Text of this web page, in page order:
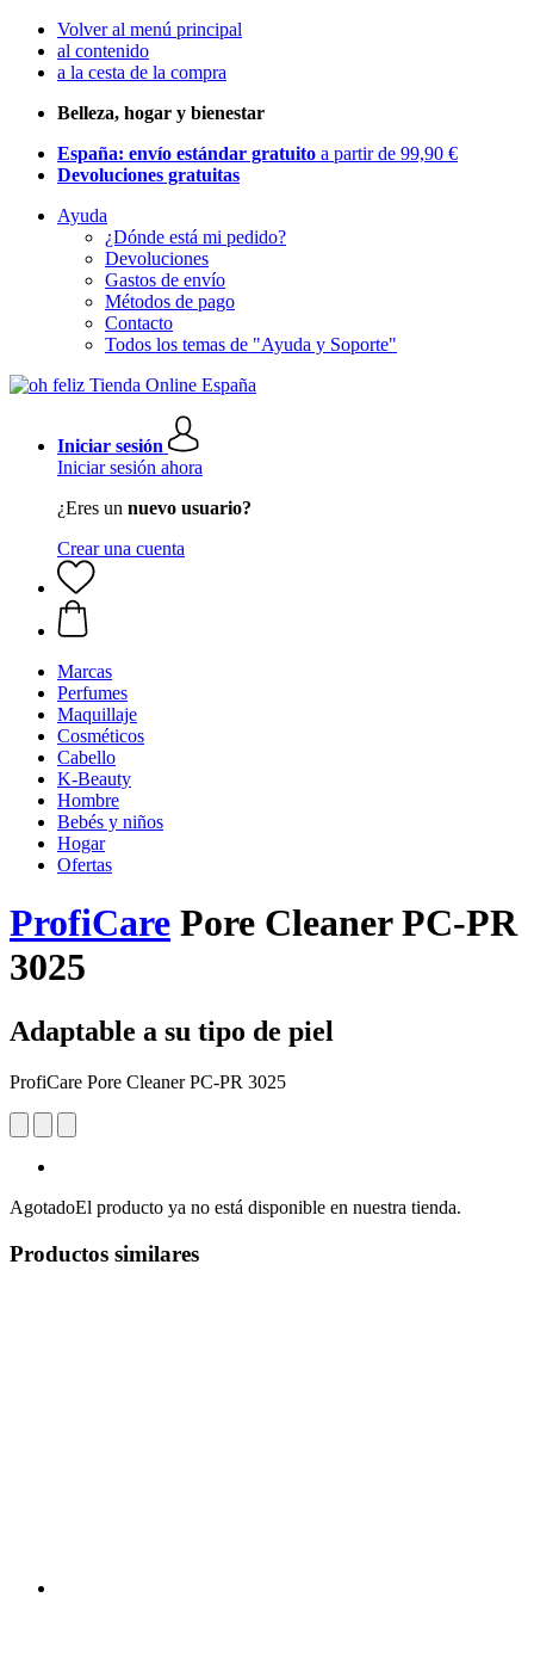
Volver al menú principal
al contenido
a la cesta de la compra
Belleza, hogar y bienestar
España: envío estándar gratuito a partir de 99,90 €
Devoluciones gratuitas
Ayuda
¿Dónde está mi pedido?
Devoluciones
Gastos de envío
Métodos de pago
Contacto
Todos los temas de "Ayuda y Soporte"
Iniciar sesión
Iniciar sesión ahora
¿Eres un nuevo usuario?
Crear una cuenta
Marcas
Perfumes
Maquillaje
Cosméticos
Cabello
K-Beauty
Hombre
Bebés y niños
Hogar
Ofertas
ProfiCare Pore Cleaner PC-PR
3025
Adaptable a su tipo de piel
ProfiCare Pore Cleaner PC-PR 3025
AgotadoEl producto ya no está disponible en nuestra tienda.
Productos similares